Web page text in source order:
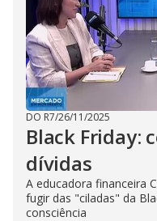
DO R7/26/11/2025
Black Friday:
dívidas
A educadora financeira
fugir das "ciladas" da
consciência